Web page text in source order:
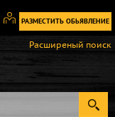
РАЗМЕСТИТЬ ОБЬЯВЛЕНИЕ
Вход
Регистрация
Расширеный поиск